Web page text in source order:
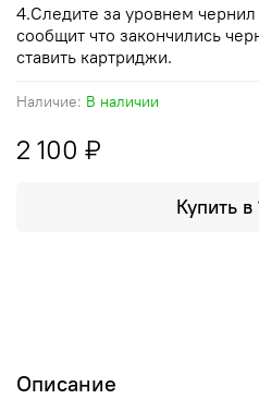
Наличие: В наличии
2 100 ₽
Купить в
4.Следите за уровнем
сообщит что закончились
ставить картриджи.
Описание